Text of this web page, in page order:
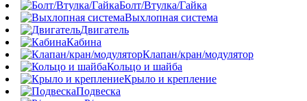
Болт/Втулка/Гайка
Выхлопная система
Двигатель
Кабина
Клапан/кран/модулятор
Кольцо и шайба
Крыло и крепление
Подвеска